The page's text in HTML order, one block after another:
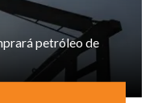
petróleo de